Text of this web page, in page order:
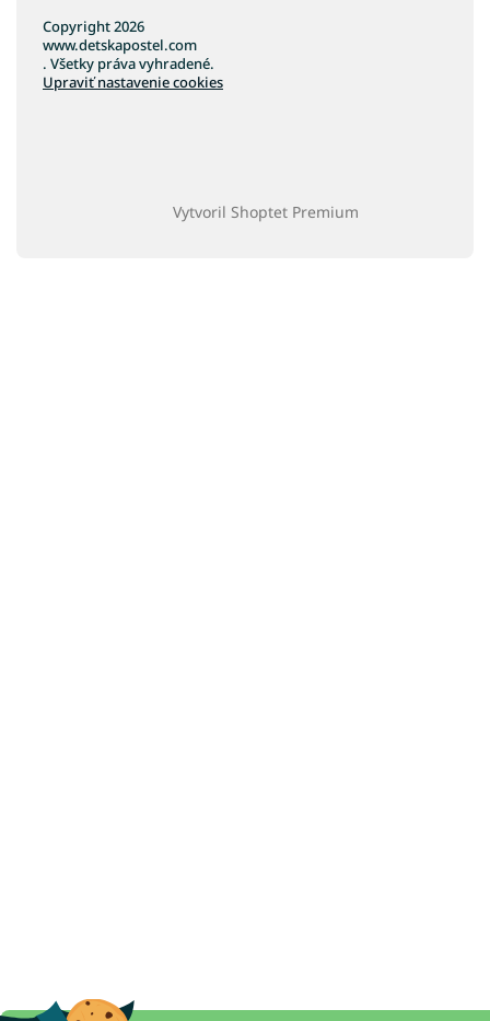
Vytvoril Shoptet Premium
Copyright 2026
www.detskapostel.com
. Všetky práva vyhradené.
Upraviť nastavenie cookies